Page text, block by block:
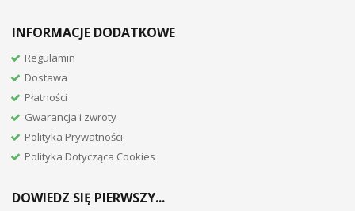
INFORMACJE DODATKOWE
Regulamin
Dostawa
Płatności
Gwarancja i zwroty
Polityka Prywatności
Polityka Dotycząca Cookies
DOWIEDZ SIĘ PIERWSZY...